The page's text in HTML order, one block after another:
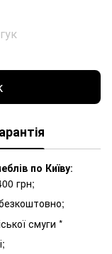
по Київу:
грн;
смуги *